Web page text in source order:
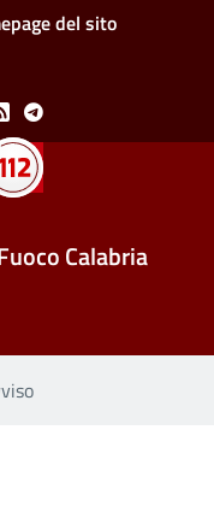
del sito
Telegram
Calabria